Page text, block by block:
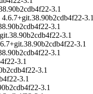
3.1
3.1
3.1
3.1
3.1
3.1
3.1
3.1
3.1
3.1